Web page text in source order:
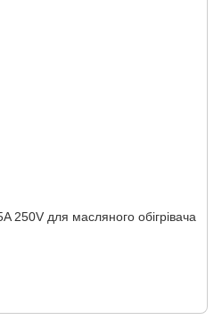
250V для масляного обігрівача